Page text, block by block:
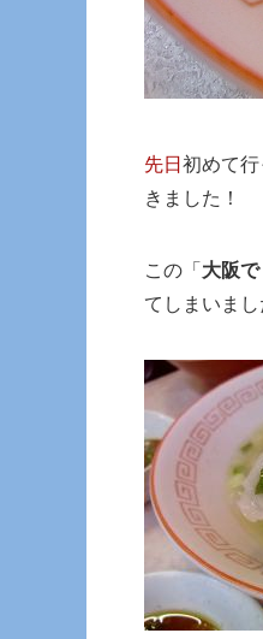
先日 初めて
きました！
この「 大阪
てしまいまし